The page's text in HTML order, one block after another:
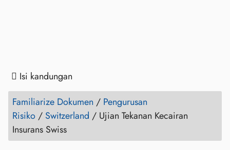
Isi kandungan
Familiarize Dokumen / Pengurusan
Risiko / Switzerland / Ujian Tekanan Kecairan
Insurans Swiss